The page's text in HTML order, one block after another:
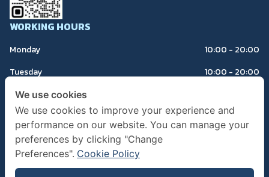
WORKING HOURS
Monday
10:00 - 20:00
Tuesday
10:00 - 20:00
Wednesday
Thursday
10:00 - 20:00
Friday
Saturday
We use cookies
We use cookies to improve your experience and
performance on our website. You can manage your
preferences by clicking "Change
Preferences". Cookie Policy